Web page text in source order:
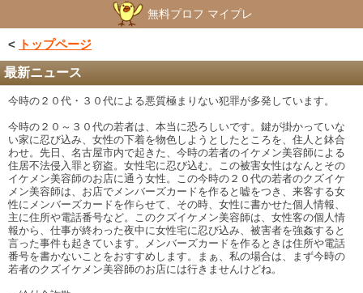
無料プロフ マイプレ
< トップページ
最新ニュース
今時の２０代・３０代による悪質極まりない犯罪が多発しています。
今時の２０～３０代の若者は、本当に恐ろしいです。鍵が掛かっていな
い家に忍び込み、女性の下着を物色しようとしたところを、住人と鉢合
わせ。先日、名古屋市内で起きた、今時の若者のイケメン美容師による
住居不法侵入罪と窃盗。女性宅に忍び込む。この被害女性はなんとその
イケメン美容師のお店に通う女性。この今時の２０代の若者のクズイケ
メン美容師は、お店でメンバーズカードを作ると嘘をつき、来客する女
性にメンバーズカードを作らせて、その時、女性に書かせた個人情報、
主に住所や電話番号など。このクズイケメン美容師は、女性客の個人情
報から、仕事が終わった夜中に女性宅に忍び込み、被害者を強姦すると
言った事件も起きています。メンバーズカードを作るときは住所や電話
番号を書かないことをおすすめします。まぁ、私の場合は、まず今時の
若者のクズイケメン美容師のお店には行きませんけどね。